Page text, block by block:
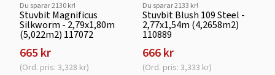
Du sparar 2130 kr!
Stuvbit Magnificus
Silkworm - 2,79x1,80m
(5,022m2) 117072
665 kr
(Ord. pris: 3,328 kr)
Du sparar 2133 kr!
Stuvbit Blush 109 Steel -
2,77x1,54m (4,2658m2)
110889
666 kr
(Ord. pris: 3,333 kr)